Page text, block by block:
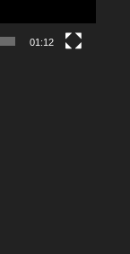
01:12